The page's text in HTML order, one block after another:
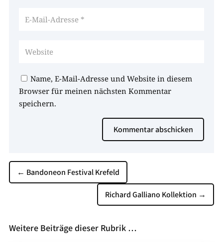
Name, E-Mail-Adresse und Website in diesem
Browser für meinen nächsten Kommentar
speichern.
Kommentar abschicken
← Bandoneon Festival Krefeld
Richard Galliano Kollektion →
Weitere Beiträge dieser Rubrik …